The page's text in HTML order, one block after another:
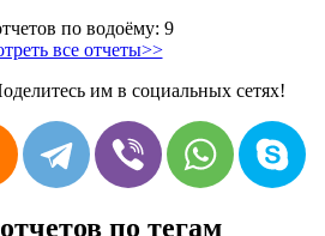
по водоёму: 9
все отчеты>>
им в социальных сетях!
по тегам